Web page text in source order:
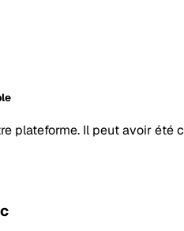
plateforme. Il peut avoir été